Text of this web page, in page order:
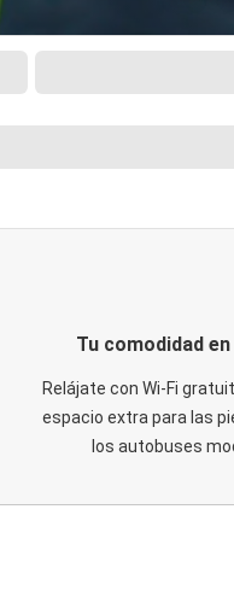
Tu comodidad
Relájate con Wi-Fi
espacio extra para las
los autobuses